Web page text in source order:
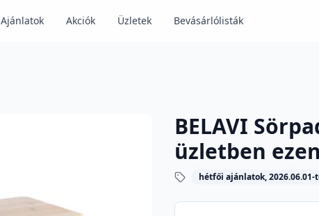
Ajánlatok Akciók Üzletek Bevásárlólisták
BELAVI
üzletben
hétfői ajánlatok, 2026.06.01-